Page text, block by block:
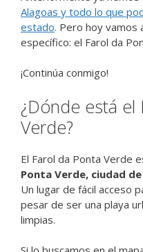
Alagoas y todo lo que
estado. Pero hoy vamos
específico: el Farol da
¡Continúa conmigo!
¿Dónde está el
Verde?
El Farol da Ponta Verde
Ponta Verde, ciudad
Un lugar de fácil acceso
pesar de ser una playa
limpias.